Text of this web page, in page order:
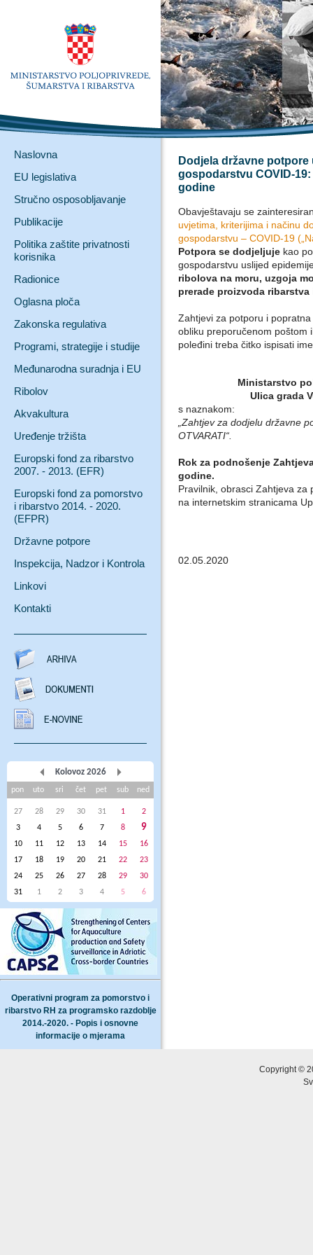
Naslovna
EU legislativa
Stručno osposobljavanje
Publikacije
Politika zaštite privatnosti
korisnika
Radionice
Oglasna ploča
Zakonska regulativa
Programi, strategije i studije
Međunarodna suradnja i EU
Ribolov
Akvakultura
Uređenje tržišta
Europski fond za ribarstvo
2007. - 2013. (EFR)
Europski fond za pomorstvo
i ribarstvo 2014. - 2020.
(EFPR)
Državne potpore
Inspekcija, Nadzor i Kontrola
Linkovi
Kontakti
Kolovoz 2026
pon uto sri čet pet sub ned
27 28 29 30 31 1
2
3
4 5 6 7 8 9
10 11 12 13 14 15
16
17
18 19 20 21 22
23
24
25 26 27 28 29
30
31
1 2 3 4 5 6
Operativni program za pomorstvo i
ribarstvo RH za programsko razdoblje
2014.-2020. - Popis i osnovne
informacije o mjerama
Dodjela državne
gospodarstvu COVID-
godine
Obavještavaju se
uvjetima, kriterijima i načinu
gospodarstvu – COVID-19
Potpora se dodjeljuje kao
gospodarstvu uslijed
ribolova na moru, uzgoja
prerade proizvoda
Zahtjevi za potporu i
obliku preporučenom poštom
poleđini treba čitko ispisati
Ministarstvo
Ulica grada
s naznakom:
„Zahtjev za dodjelu državne
OTVARATI“.
Rok za podnošenje
godine.
Pravilnik, obrasci Zahtjeva za
na internetskim stranicama
02.05.2020
Copyright ©